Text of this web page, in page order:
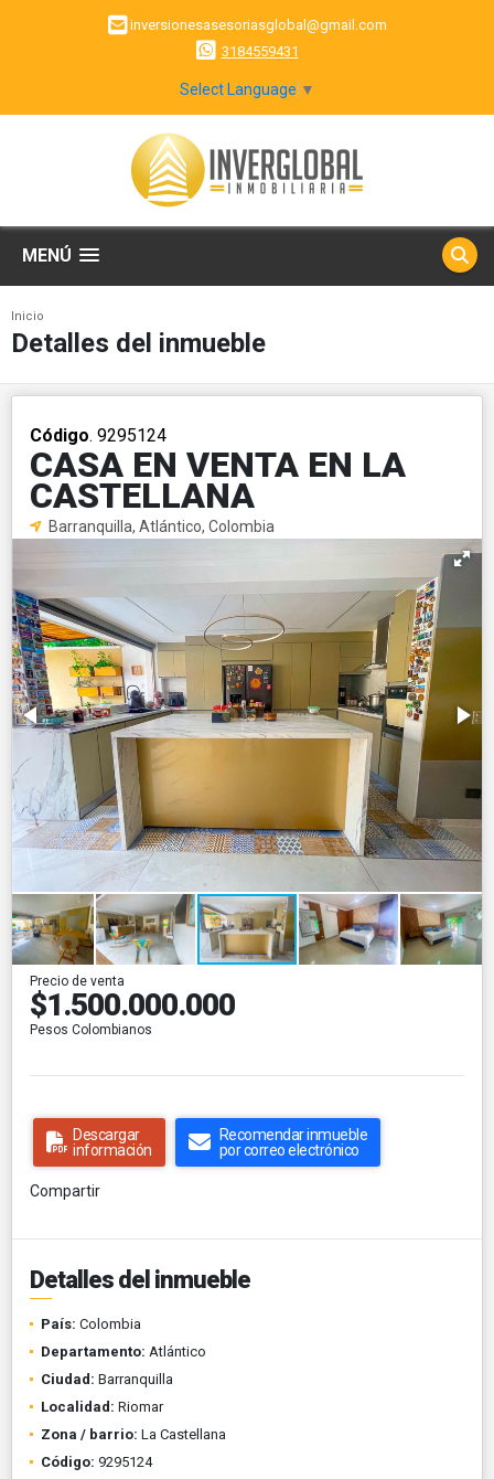
inversionesasesoriasglobal@gmail.com
3184559431
Select Language ▼
MENÚ
Inicio
Detalles del inmueble
Código. 9295124
CASA EN VENTA EN LA
CASTELLANA
Barranquilla, Atlántico, Colombia
Precio de venta
$1.500.000.000
Pesos Colombianos
Descargar
información
Recomendar inmueble
por correo electrónico
Compartir
Detalles del inmueble
País: Colombia
Departamento: Atlántico
Ciudad: Barranquilla
Localidad: Riomar
Zona / barrio: La Castellana
Código: 9295124